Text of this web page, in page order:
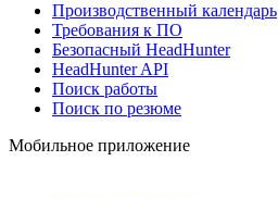
Производственный календарь
Требования к ПО
Безопасный HeadHunter
HeadHunter API
Поиск работы
Поиск по резюме
Мобильное приложение